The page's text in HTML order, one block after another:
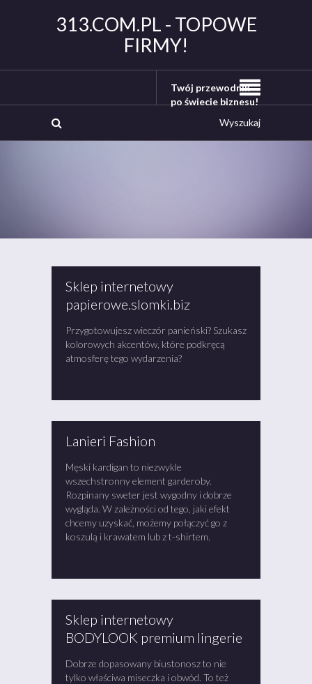
313.COM.PL - TOPOWE
FIRMY!
Twój przewodnik
po świecie biznesu!
Sklep internetowy
papierowe.slomki.biz
Przygotowujesz wieczór panieński? Szukasz
kolorowych akcentów, które podkręcą
atmosferę tego wydarzenia?
Lanieri Fashion
Męski kardigan to niezwykle
wszechstronny element garderoby.
Rozpinany sweter jest wygodny i dobrze
wygląda. W zależności od tego, jaki efekt
chcemy uzyskać, możemy połączyć go z
koszulą i krawatem lub z t-shirtem.
Sklep internetowy
BODYLOOK premium lingerie
Dobrze dopasowany biustonosz to nie
tylko właściwa miseczka i obwód. To też